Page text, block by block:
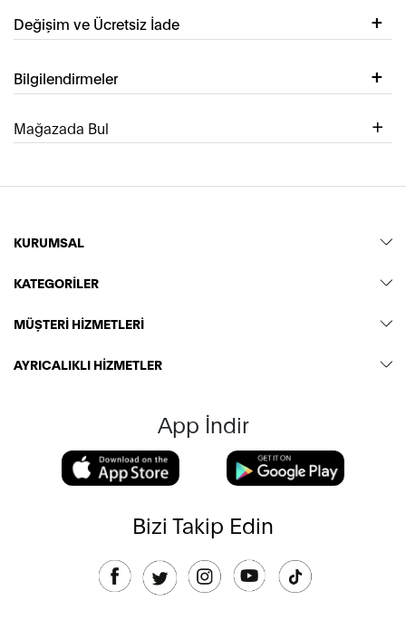
Değişim ve Ücretsiz İade
Bilgilendirmeler
Mağazada Bul
KURUMSAL
KATEGORİLER
MÜŞTERİ HİZMETLERİ
AYRICALIKLI HİZMETLER
App İndir
Bizi Takip Edin